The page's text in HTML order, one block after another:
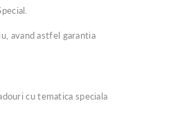
avand astfel garantia
cu tematica speciala